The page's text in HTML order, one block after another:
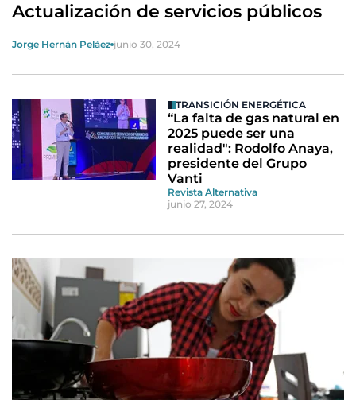
Actualización de servicios públicos
Jorge Hernán Peláez junio 30, 2024
TRANSICIÓN ENERGÉTICA
“La falta de gas natural en
2025 puede ser una
realidad": Rodolfo Anaya,
presidente del Grupo
Vanti
Revista Alternativa
junio 27, 2024